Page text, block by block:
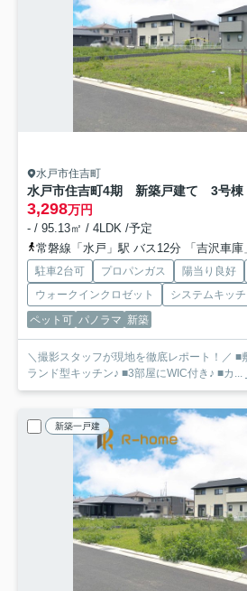
水戸市住吉町
水戸市住吉町4期 新築戸建て 3号棟
3,298万円
- / 95.13㎡ / 4LDK /予定
常磐線「水戸」駅 バス12分 「吉沢車庫
駐車2台可 プロパンガス 陽当り良好
ウォークインクロゼット
システムキッ
ペット可 パノラマ 新築
＼撮影スタッフが現地を徹底レポート！／ ■
ランド型キッチン♪ ■3部屋にWIC付き♪ ■カ...
新築一戸建